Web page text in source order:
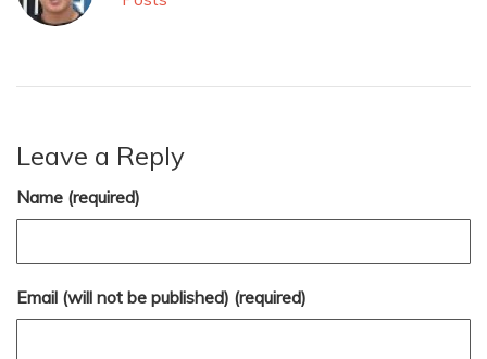
Leave a Reply
Name (required)
Email (will not be published) (required)